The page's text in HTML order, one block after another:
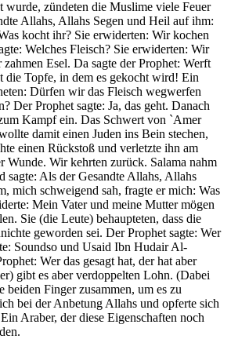
wurde, zündeten die Muslime viele Feuer
Allahs, Allahs Segen und Heil auf ihm:
kocht ihr? Sie erwiderten: Wir kochen
Welches Fleisch? Sie erwiderten: Wir
Esel. Da sagte der Prophet: Werft
die Topfe, in dem es gekocht wird! Ein
Dürfen wir das Fleisch wegwerfen
Der Prophet sagte: Ja, das geht. Danach
Kampf ein. Das Schwert von `Amer
damit einen Juden ins Bein stechen,
einen Rückstoß und verletzte ihn am
Wunde. Wir kehrten zurück. Salama nahm
sagte: Als der Gesandte Allahs, Allahs
mich schweigend sah, fragte er mich: Was
Mein Vater und meine Mutter mögen
Sie (die Leute) behaupteten, dass die
geworden sei. Der Prophet sagte: Wer
Soundso und Usaid Ibn Hudair Al-
Wer das gesagt hat, der hat aber
gibt es aber verdoppelten Lohn. (Dabei
beiden Finger zusammen, um es zu
bei der Anbetung Allahs und opferte sich
Araber, der diese Eigenschaften noch